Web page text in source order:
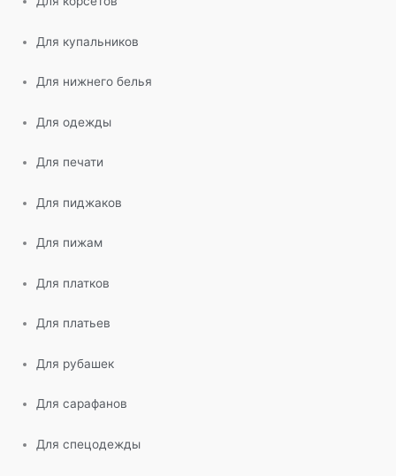
Для купальников
Для нижнего белья
Для одежды
Для печати
Для пиджаков
Для пижам
Для платков
Для платьев
Для рубашек
Для сарафанов
Для спецодежды